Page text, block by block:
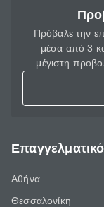
Πρόβαλε την
μέσα από 3
μέγιστη
Αθήνα
Θεσσαλονίκη